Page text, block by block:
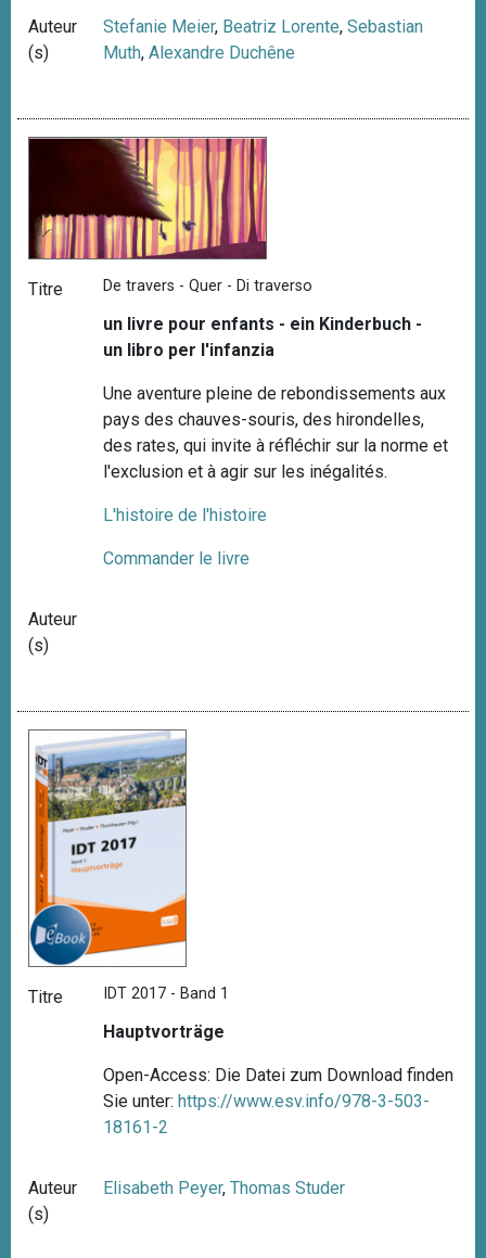
Auteur
(s)
Stefanie Meier, Beatriz Lorente,Sebastian
Muth,Alexandre Duchêne
Titre De travers - Quer - Di traverso
un livre pour enfants - ein Kinderbuch -
un libro per l'infanzia
Une aventure pleine de rebondissements aux
pays des chauves-souris, des hirondelles,
des rates, qui invite à réfléchir sur la norme et
l'exclusion et à agir sur les inégalités.
L'histoire de l'histoire
Commander le livre
Auteur
(s)
Titre IDT 2017 - Band 1
Hauptvorträge
Open-Access: Die Datei zum Download finden
Sie unter: https://www.esv.info/978-3-503-
18161-2
Auteur
(s)
Elisabeth Peyer,Thomas Studer